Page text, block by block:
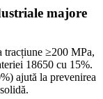
majore
≥200 MPa,
18650 cu 15%.
ajută la prevenirea